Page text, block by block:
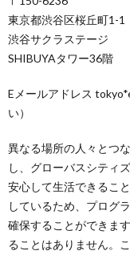
東京都渋谷区桜丘町1-1
渋谷サクラステージ
SHIBUYAタワー36階
Eメールアドレス
い）
異なる場所の人々とつ
し、グローバスシティ
安心して生活できるこ
しているため、プログ
確保することができま
ることはありません。